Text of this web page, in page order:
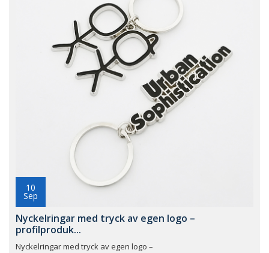
10
Sep
Nyckelringar med tryck av egen logo –
profilproduk...
Nyckelringar med tryck av egen logo –